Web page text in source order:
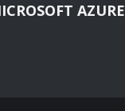
AZURE